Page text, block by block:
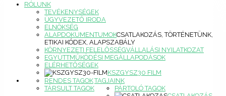
RÓLUNK
TEVÉKENYSÉGEK
ÜGYVEZETŐ IRODA
ELNÖKSÉG
ALAPDOKUMENTUMOKCSATLAKOZÁS, TÖRTÉNETÜNK,
ETIKAI KÓDEX, ALAPSZABÁLY
KÖRNYEZETI FELELŐSSÉGVÁLLALÁSI NYILATKOZAT
EGYÜTTMŰKÖDÉSI MEGÁLLAPODÁSOK
ELÉRHETŐSÉGEK
KSZGYSZ30 FILM
TAGJAINK
RENDES TAGOK
TÁRSULT TAGOK
PÁRTOLÓ TAGOK